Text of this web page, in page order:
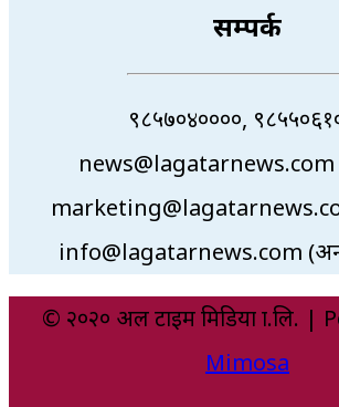
सम्पर्क
९८५७०४००००,
news@lagatarnews.com
info@lagatarnews.com
© २०२० अल टाइम मिडिया प्रा.लि.
Mimosa